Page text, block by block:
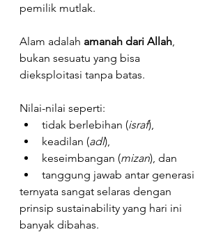
pemilik mutlak.
Alam adalah amanah dari Allah,
bukan sesuatu yang bisa
dieksploitasi tanpa batas.
Nilai-nilai seperti:
tidak berlebihan (israf),
keadilan (adl),
keseimbangan (mizan), dan
tanggung jawab antar generasi
ternyata sangat selaras dengan
prinsip sustainability yang hari ini
banyak dibahas.